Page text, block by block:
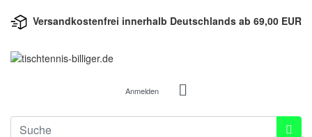
Versandkostenfrei innerhalb Deutschlands ab 69,00 EUR
Anmelden